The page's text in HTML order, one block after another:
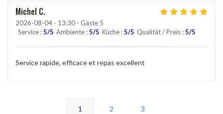
Michel C
2026-08-04 - 13:30 - Gäste 5
Service :5/5 Ambiente :5/5 Küche :5/5 Qualität / Preis :5/5
Service rapide, efficace et repas excellent
1 2 3